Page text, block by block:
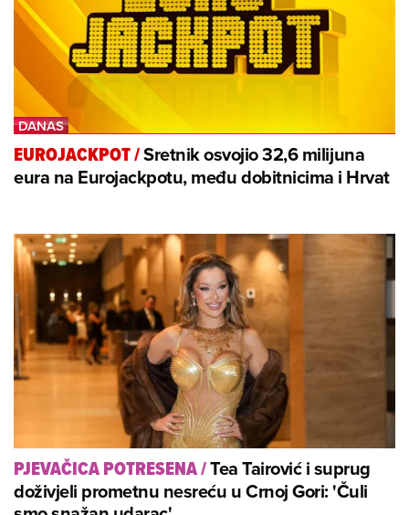
EUROJACKPOT/Sretnik osvojio 32,6 milijuna
eura na Eurojackpotu, među dobitnicima i Hrvat
PJEVAČICA POTRESENA/Tea Tairović i suprug
doživjeli prometnu nesreću u Crnoj Gori: 'Čuli